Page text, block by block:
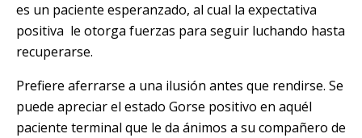
es un paciente esperanzado, al cual la expectativa
positiva le otorga fuerzas para seguir luchando hasta
recuperarse.
Prefiere aferrarse a una ilusión antes que rendirse. Se
puede apreciar el estado Gorse positivo en aquél
paciente terminal que le da ánimos a su compañero de